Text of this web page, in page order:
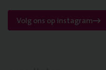
Volg ons op instagram